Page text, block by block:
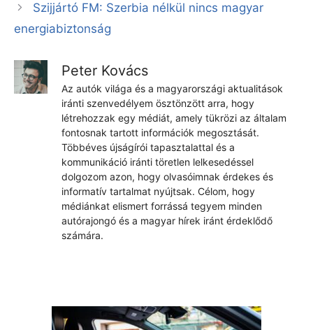
Szijjártó FM: Szerbia nélkül nincs magyar
energiabiztonság
Peter Kovács
Az autók világa és a magyarországi aktualitások
iránti szenvedélyem ösztönzött arra, hogy
létrehozzak egy médiát, amely tükrözi az általam
fontosnak tartott információk megosztását.
Többéves újságírói tapasztalattal és a
kommunikáció iránti töretlen lelkesedéssel
dolgozom azon, hogy olvasóimnak érdekes és
informatív tartalmat nyújtsak. Célom, hogy
médiánkat elismert forrássá tegyem minden
autórajongó és a magyar hírek iránt érdeklődő
számára.